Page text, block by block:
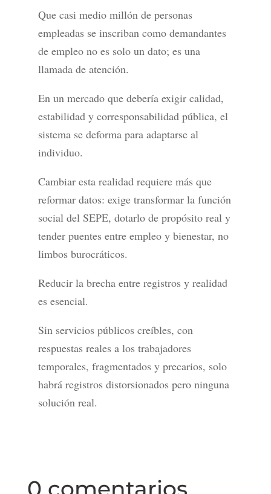
Que casi medio millón de personas
empleadas se inscriban como demandantes
de empleo no es solo un dato; es una
llamada de atención.
En un mercado que debería exigir calidad,
estabilidad y corresponsabilidad pública, el
sistema se deforma para adaptarse al
individuo.
Cambiar esta realidad requiere más que
reformar datos: exige transformar la función
social del SEPE, dotarlo de propósito real y
tender puentes entre empleo y bienestar, no
limbos burocráticos.
Reducir la brecha entre registros y realidad
es esencial.
Sin servicios públicos creíbles, con
respuestas reales a los trabajadores
temporales, fragmentados y precarios, solo
habrá registros distorsionados pero ninguna
solución real.